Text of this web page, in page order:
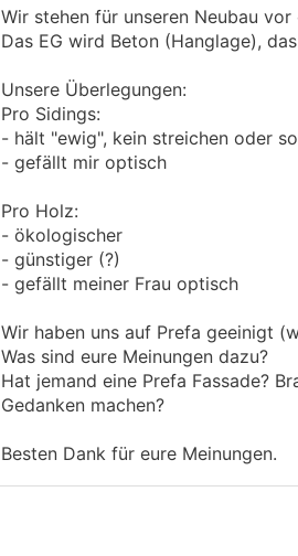
Wir stehen für unseren Neubau vor
Das EG wird Beton (Hanglage),
Unsere Überlegungen:
Pro Sidings:
- hält "ewig", kein streichen oder
- gefällt mir optisch
Pro Holz:
- ökologischer
- günstiger (?)
- gefällt meiner Frau optisch
Wir haben uns auf Prefa geeinigt
Was sind eure Meinungen dazu?
Hat jemand eine Prefa Fassade?
Gedanken machen?
Besten Dank für eure Meinungen.